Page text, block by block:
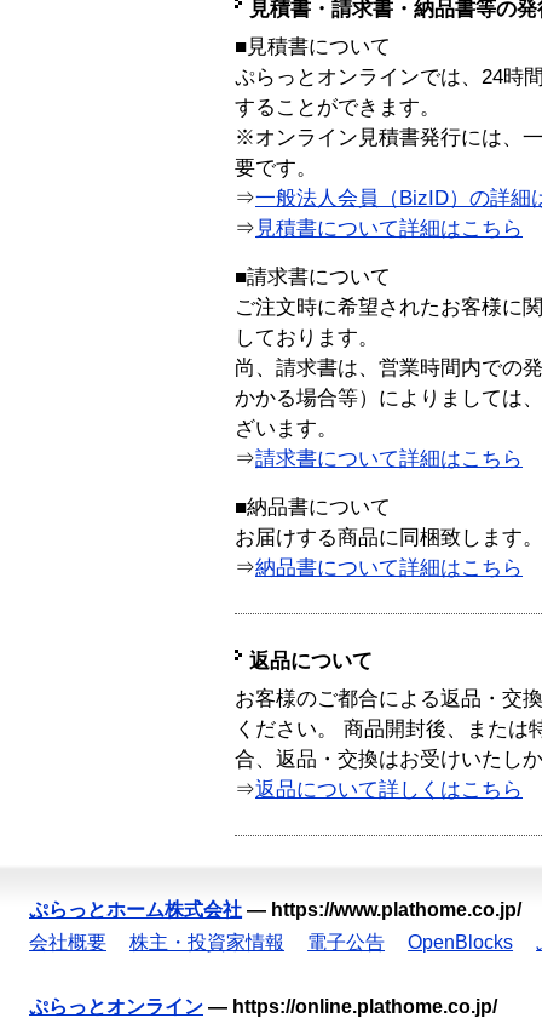
見積書・請求書・納品書等の
■見積書について
ぷらっとオンラインでは、24時
することができます。
※オンライン見積書発行には、
要です。
⇒一般法人会員（BizID）の詳細
⇒ 見積書について詳細はこちら
■請求書について
ご注文時に希望されたお客様に
しております。
尚、請求書は、営業時間内での
かかる場合等）によりましては
ざいます。
⇒請求書について詳細はこちら
■納品書について
お届けする商品に同梱致します。
⇒納品書について詳細はこちら
返品について
お客様のご都合による返品・交
ください。 商品開封後、または
合、返品・交換はお受けいたし
⇒返品について詳しくはこちら
ぷらっとホーム株式会社 — https://www.plathome.co.jp/
会社概要
株主・投資家情報 電子公告 OpenBlocks
ぷらっとオンライン — https://online.plathome.co.jp/